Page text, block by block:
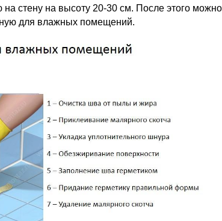
на стену на высоту 20-30 см. После этого
для влажных помещений.